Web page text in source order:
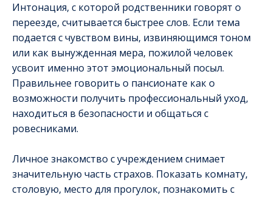
Интонация, с которой родственники говорят о
переезде, считывается быстрее слов. Если тема
подается с чувством вины, извиняющимся тоном
или как вынужденная мера, пожилой человек
усвоит именно этот эмоциональный посыл.
Правильнее говорить о пансионате как о
возможности получить профессиональный уход,
находиться в безопасности и общаться с
ровесниками.
Личное знакомство с учреждением снимает
значительную часть страхов. Показать комнату,
столовую, место для прогулок, познакомить с